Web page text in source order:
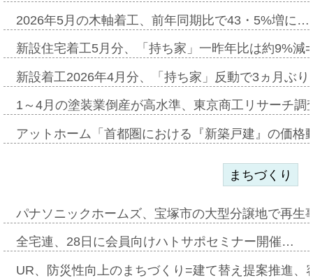
2026年5月の木軸着工、前年同期比で43・5%増に…
新設住宅着工5月分、「持ち家」一昨年比は約9%
新設着工2026年4月分、「持ち家」反動で3ヵ月ぶ
1～4月の塗装業倒産が高水準、東京商工リサーチ
アットホーム「首都圏における『新築戸建』の価
まちづくり
パナソニックホームズ、宝塚市の大型分譲地で再
全宅連、28日に会員向けハトサポセミナー開催…
UR、防災性向上のまちづくり=建て替え提案推進